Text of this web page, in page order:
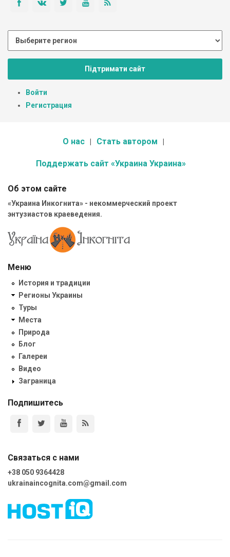
Підтримати сайт
Войти
Регистрация
О нас Стать автором
Поддержать сайт «Украина Украина»
Об этом сайте
«Украина Инкогнита» - некоммерческий проект
энтузиастов краеведения.
Меню
История и традиции
Регионы Украины
Туры
Места
Природа
Блог
Галереи
Видео
Заграница
Подпишитесь
Связаться с нами
+38 050 9364428
ukrainaincognita.com@gmail.com